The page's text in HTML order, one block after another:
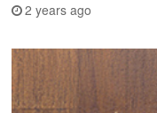
2 years ago